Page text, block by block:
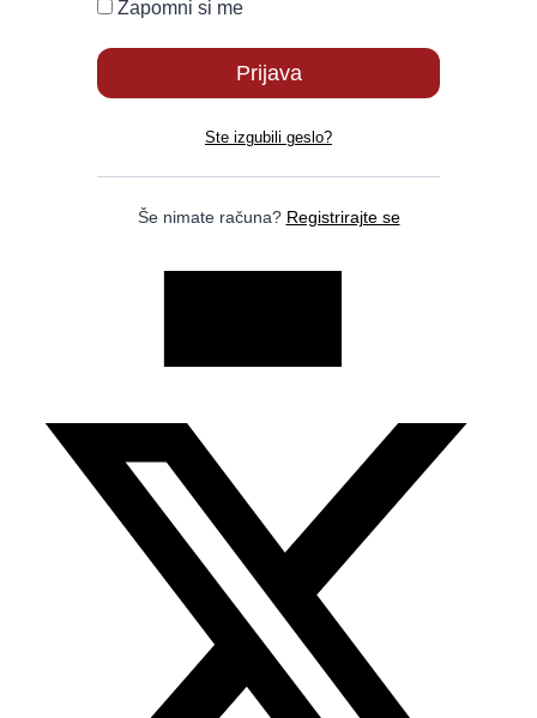
Zapomni si me
Ste izgubili geslo?
Še nimate računa? Registrirajte se